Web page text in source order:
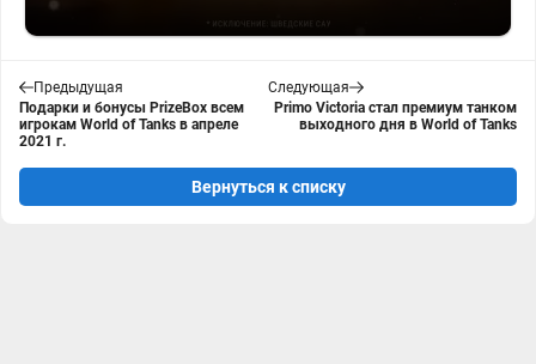
Предыдущая
Подарки и бонусы PrizeBox всем
игрокам World of Tanks в апреле
2021 г.
Следующая
Primo Victoria стал премиум танком
выходного дня в World of Tanks
Вернуться к списку